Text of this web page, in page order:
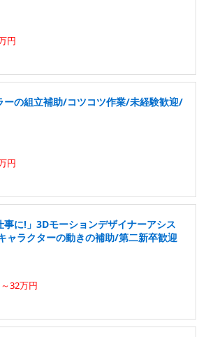
円
ーの組立補助/コツコツ作業/未経験歓迎/
円
事に!」3Dモーションデザイナーアシス
ャラクターの動きの補助/第二新卒歓迎
32万円